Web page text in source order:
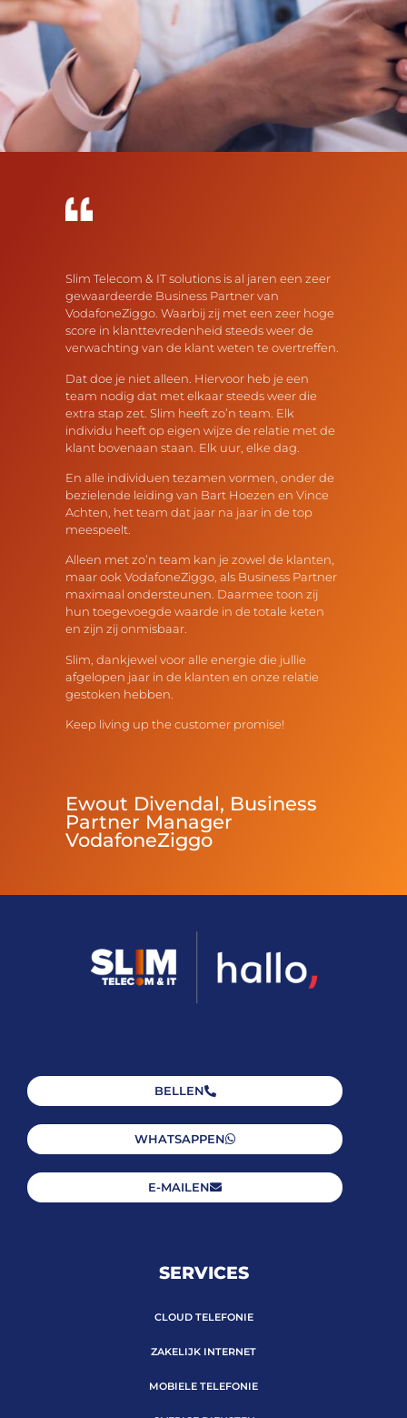
Slim Telecom & IT solutions is al jaren een zeer
gewaardeerde Business Partner van
VodafoneZiggo. Waarbij zij met een zeer hoge
score in klanttevredenheid steeds weer de
verwachting van de klant weten te overtreffen.
Dat doe je niet alleen. Hiervoor heb je een
team nodig dat met elkaar steeds weer die
extra stap zet. Slim heeft zo’n team. Elk
individu heeft op eigen wijze de relatie met de
klant bovenaan staan. Elk uur, elke dag.
En alle individuen tezamen vormen, onder de
bezielende leiding van Bart Hoezen en Vince
Achten, het team dat jaar na jaar in de top
meespeelt.
Alleen met zo’n team kan je zowel de klanten,
maar ook VodafoneZiggo, als Business Partner
maximaal ondersteunen. Daarmee toon zij
hun toegevoegde waarde in de totale keten
en zijn zij onmisbaar.
Slim, dankjewel voor alle energie die jullie
afgelopen jaar in de klanten en onze relatie
gestoken hebben.
Keep living up the customer promise!
Ewout Divendal, Business
Partner Manager
VodafoneZiggo
BELLEN
WHATSAPPEN
E-MAILEN
SERVICES
CLOUD TELEFONIE
ZAKELIJK INTERNET
MOBIELE TELEFONIE